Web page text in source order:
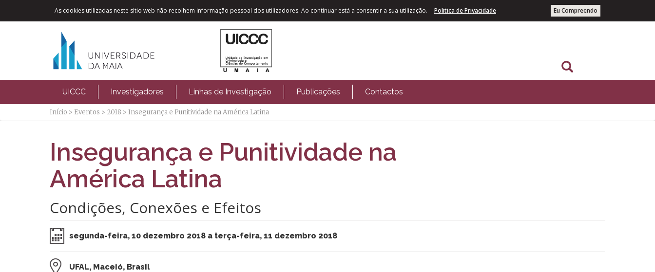
As cookies utilizadas neste sítio web não recolhem informação pessoal dos utilizadores. Ao continuar está a consentir a sua utilização. Eu Compreendo
Politica de Privacidade
UICCC Investigadores Linhas de Investigação Publicações Contactos
Início > Eventos > 2018 > Insegurança e Punitividade na América Latina
Insegurança e Punitividade na
América Latina
Condições, Conexões e Efeitos
segunda-feira, 10 dezembro 2018 a terça-feira, 11 dezembro 2018
UFAL, Maceió, Brasil